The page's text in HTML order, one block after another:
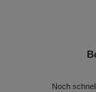
Noch